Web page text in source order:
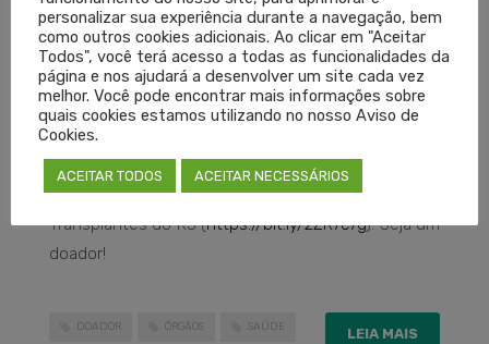
Central de Transplantes, Sandra Coccaro, é preciso
trabalhar a informação, desmitificar questões
referentes à doação e sensibilizar a população por
meio do diálogo.
A Associação Brasileira de Transplantes
disponibiliza no site os principais Centros de
Transplantes do RS (https://bit.ly/2ZR7c7g). Seja um
doador!
DOADOR ÓRGÃOS SAÚDE LEIA MAIS
personalizar sua experiência durante a navegação, bem
como outros cookies adicionais. Ao clicar em "Aceitar
Todos", você terá acesso a todas as funcionalidades da
página e nos ajudará a desenvolver um site cada vez
melhor. Você pode encontrar mais informações sobre
quais cookies estamos utilizando no nosso Aviso de
Cookies.
ACEITAR TODOS ACEITAR NECESSÁRIOS